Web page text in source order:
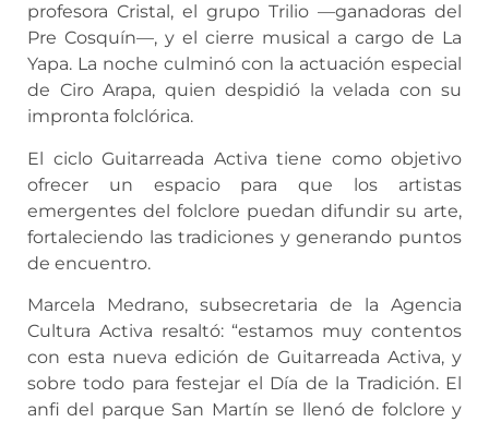
profesora Cristal, el grupo Trilio —ganadoras del
Pre Cosquín—, y el cierre musical a cargo de La
Yapa. La noche culminó con la actuación especial
de Ciro Arapa, quien despidió la velada con su
impronta folclórica.
El ciclo Guitarreada Activa tiene como objetivo
ofrecer un espacio para que los artistas
emergentes del folclore puedan difundir su arte,
fortaleciendo las tradiciones y generando puntos
de encuentro.
Marcela Medrano, subsecretaria de la Agencia
Cultura Activa resaltó: “estamos muy contentos
con esta nueva edición de Guitarreada Activa, y
sobre todo para festejar el Día de la Tradición. El
anfi del parque San Martín se llenó de folclore y